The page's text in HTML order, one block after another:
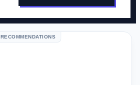
RECOMMENDATIONS